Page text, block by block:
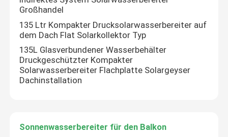
Großhandel
135 Ltr Kompakter Drucksolarwasserbereiter auf
dem Dach Flat Solarkollektor Typ
135L Glasverbundener Wasserbehälter
Druckgeschützter Kompakter
Solarwasserbereiter Flachplatte Solargeyser
Dachinstallation
Sonnenwasserbereiter für den Balkon